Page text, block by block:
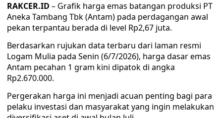
RAKCER.ID – Grafik harga emas batangan produksi PT
Aneka Tambang Tbk (Antam) pada perdagangan awal
pekan terpantau berada di level Rp2,67 juta.
Berdasarkan rujukan data terbaru dari laman resmi
Logam Mulia pada Senin (6/7/2026), harga dasar emas
Antam pecahan 1 gram kini dipatok di angka
Rp2.670.000.
Pergerakan harga ini menjadi acuan penting bagi para
pelaku investasi dan masyarakat yang ingin melakukan